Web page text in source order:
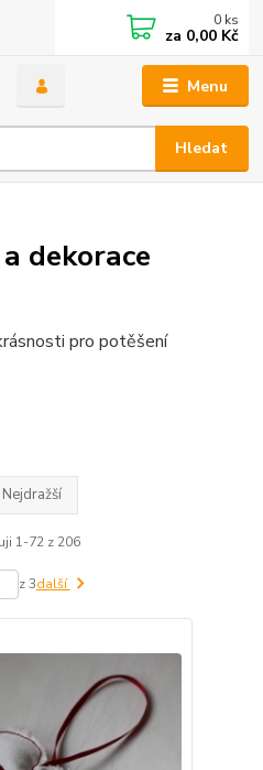
Menu
Hledat
0 ks
za 0,00 Kč
dekorace
pro potěšení
Nejdražší
1-72 z 206
z 3další